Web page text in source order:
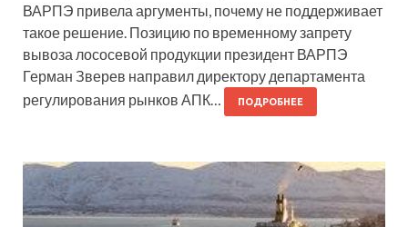
ВАРПЭ привела аргументы, почему не поддерживает
такое решение. Позицию по временному запрету
вывоза лососевой продукции президент ВАРПЭ
Герман Зверев направил директору департамента
регулирования рынков АПК…
ПОДРОБНЕЕ